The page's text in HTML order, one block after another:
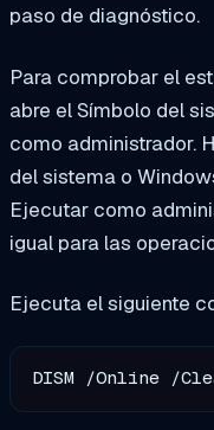
paso de diagnóstico.
Para comprobar el
abre el Símbolo del
como administrador.
del sistema o
Ejecutar como
igual para las
Ejecuta el siguiente
DISM /Online /